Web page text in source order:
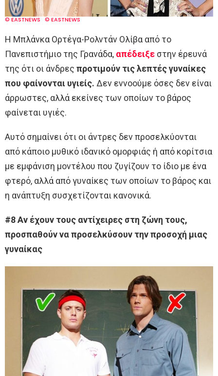
© EASTNEWS © EASTNEWS
Η Μπλάνκα Ορτέγα-Ρολντάν Ολίβα από το
Πανεπιστήμιο της Γρανάδα, απέδειξε στην έρευνά
της ότι οι άνδρες προτιμούν τις λεπτές γυναίκες
που φαίνονται υγιείς. Δεν εννοούμε όσες δεν είναι
άρρωστες, αλλά εκείνες των οποίων το βάρος
φαίνεται υγιές.
Αυτό σημαίνει ότι οι άντρες δεν προσελκύονται
από κάποιο μυθικό ιδανικό ομορφιάς ή από κορίτσια
με εμφάνιση μοντέλου που ζυγίζουν το ίδιο με ένα
φτερό, αλλά από γυναίκες των οποίων το βάρος και
η ανάπτυξη συσχετίζονται κανονικά.
#8 Αν έχουν τους αντίχειρες στη ζώνη τους,
προσπαθούν να προσελκύσουν την προσοχή μιας
γυναίκας